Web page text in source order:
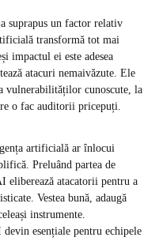
suprapus un factor relativ
transformă tot mai
impactul ei este adesea
atacuri nemaivăzute. Ele
vulnerabilităților cunoscute, la
o fac auditorii pricepuți.
artificială ar înlocui
Preluând partea de
eliberează atacatorii pentru a
Vestea bună, adaugă
instrumente.
esențiale pentru echipele